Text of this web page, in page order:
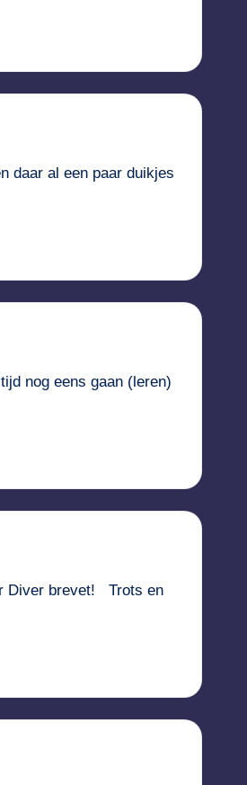
daar al een paar duikjes
nog eens gaan (leren)
Diver brevet! Trots en